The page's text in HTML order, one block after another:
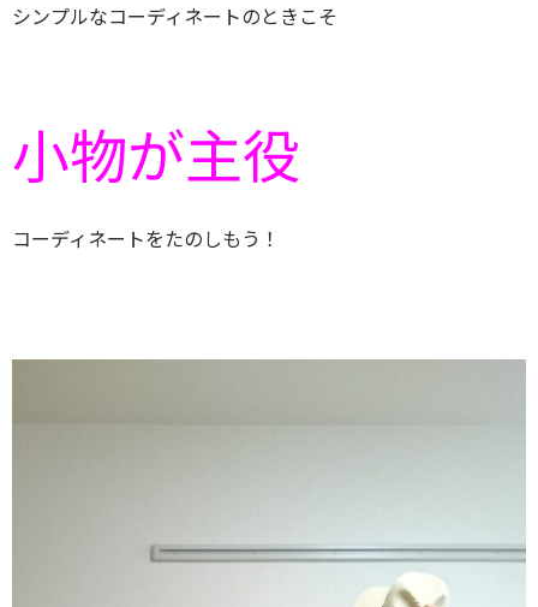
シンプルなコーディネートのときこそ
小物が主役
コーディネートをたのしもう！